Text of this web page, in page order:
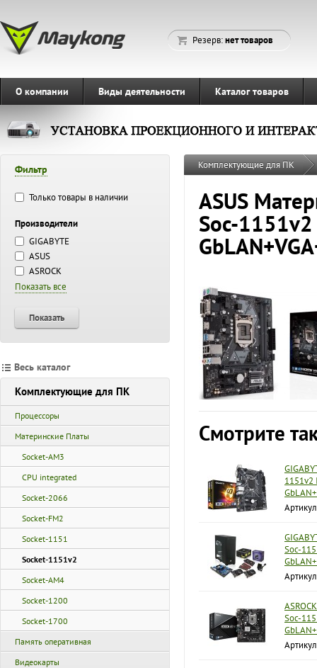
Резерв:нет товаров
О компании Виды деятельности Каталог товаров
Фильтр
Только товары в наличии
Производители
GIGABYTE
ASUS
ASROCK
Показать все
Показать
Весь каталог
Комплектующие для ПК
Процессоры
Материнские Платы
Socket-AM3
CPU integrated
Socket-2066
Socket-FM2
Socket-1151
Socket-1151v2
Socket-AM4
Socket-1200
Socket-1700
Память оперативная
Видеокарты
Комплектующие для ПК
ASUS
Soc-
Смотрите
1151v2
Soc-
Soc-